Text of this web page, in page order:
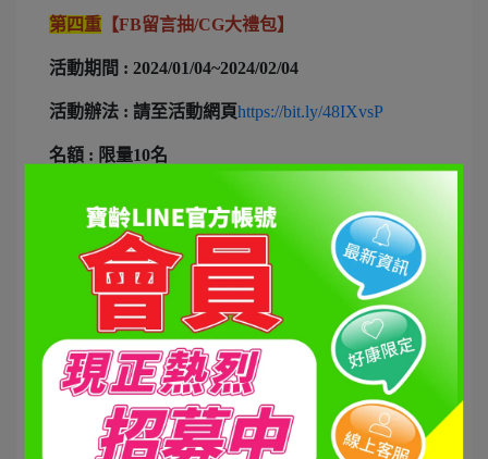
第四重 【FB留言抽/CG大禮包】
活動期間 : 2024/01/04~2024/02/04
活動辦法 : 請至活動網頁https://bit.ly/48IXvsP
名額 : 限量10名
鮮粹雞湯粉+品牌保冷袋